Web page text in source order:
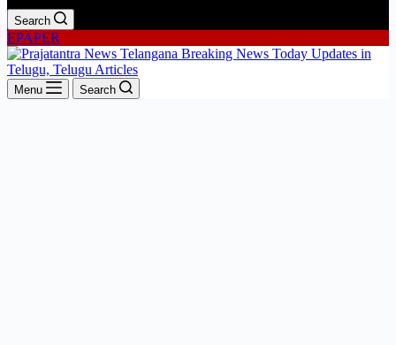
Search
EPAPER
Menu Search